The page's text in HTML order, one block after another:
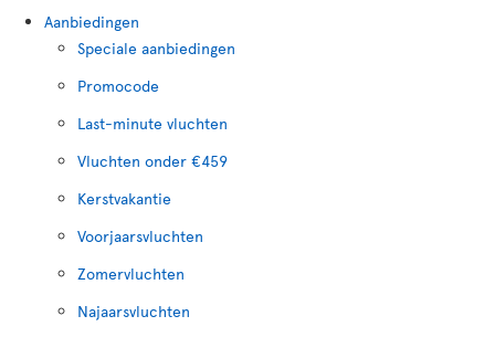
Aanbiedingen
Speciale aanbiedingen
Promocode
Last-minute vluchten
Vluchten onder €459
Kerstvakantie
Voorjaarsvluchten
Zomervluchten
Najaarsvluchten